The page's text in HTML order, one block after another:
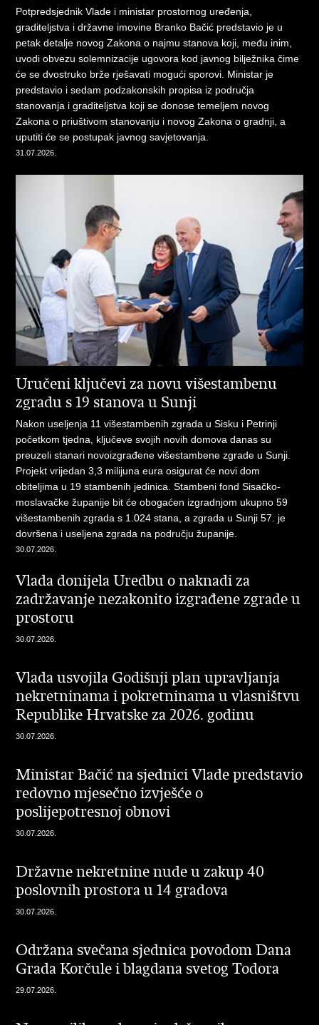
Potpredsjednik Vlade i ministar prostornog uređenja,
graditeljstva i državne imovine Branko Bačić predstavio je u
petak detalje novog Zakona o najmu stanova koji, među inim,
uvodi obvezu solemnizacije ugovora kod javnog bilježnika čime
će se dvostruko brže rješavati mogući sporovi. Ministar je
predstavio i sedam podzakonskih propisa iz područja
stanovanja i graditeljstva koji se donose temeljem novog
Zakona o priuštivom stanovanju i novog Zakona o gradnji, a
uputiti će se postupak javnog savjetovanja.
31.07.2026.
Uručeni ključevi za novu višestambenu
zgradu s 19 stanova u Sunji
Nakon useljenja 11 višestambenih zgrada u Sisku i Petrinji
početkom tjedna, ključeve svojih novih domova danas su
preuzeli stanari novoizgrađene višestambene zgrade u Sunji.
Projekt vrijedan 3,3 milijuna eura osigurat će novi dom
obiteljima u 19 stambenih jedinica. Stambeni fond Sisačko-
moslavačke županije bit će obogaćen izgradnjom ukupno 59
višestambenih zgrada s 1.024 stana, a zgrada u Sunji 57. je
dovršena i useljena zgrada na području županije.
30.07.2026.
Vlada donijela Uredbu o naknadi za
zadržavanje nezakonito izgrađene zgrade u
prostoru
30.07.2026.
Vlada usvojila Godišnji plan upravljanja
nekretninama i pokretninama u vlasništvu
Republike Hrvatske za 2026. godinu
30.07.2026.
Ministar Bačić na sjednici Vlade predstavio
redovno mjesečno izvješće o
poslijepotresnoj obnovi
30.07.2026.
Državne nekretnine nude u zakup 40
poslovnih prostora u 14 gradova
30.07.2026.
Održana svečana sjednica povodom Dana
Grada Korčule i blagdana svetog Todora
29.07.2026.